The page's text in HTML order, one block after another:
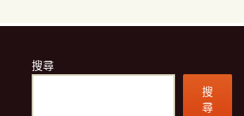
搜尋
搜
尋